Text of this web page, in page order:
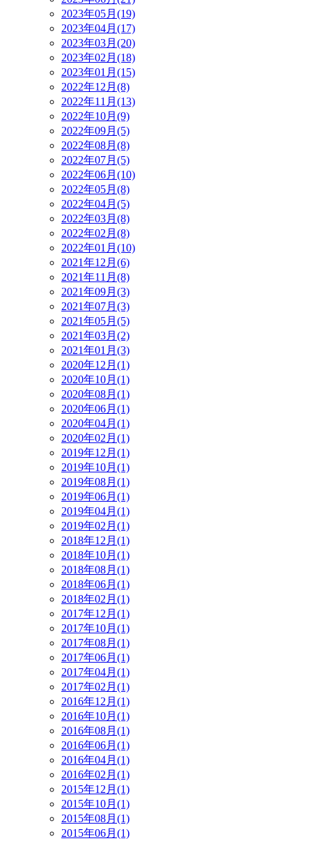
2023年05月(19)
2023年04月(17)
2023年03月(20)
2023年02月(18)
2023年01月(15)
2022年12月(8)
2022年11月(13)
2022年10月(9)
2022年09月(5)
2022年08月(8)
2022年07月(5)
2022年06月(10)
2022年05月(8)
2022年04月(5)
2022年03月(8)
2022年02月(8)
2022年01月(10)
2021年12月(6)
2021年11月(8)
2021年09月(3)
2021年07月(3)
2021年05月(5)
2021年03月(2)
2021年01月(3)
2020年12月(1)
2020年10月(1)
2020年08月(1)
2020年06月(1)
2020年04月(1)
2020年02月(1)
2019年12月(1)
2019年10月(1)
2019年08月(1)
2019年06月(1)
2019年04月(1)
2019年02月(1)
2018年12月(1)
2018年10月(1)
2018年08月(1)
2018年06月(1)
2018年02月(1)
2017年12月(1)
2017年10月(1)
2017年08月(1)
2017年06月(1)
2017年04月(1)
2017年02月(1)
2016年12月(1)
2016年10月(1)
2016年08月(1)
2016年06月(1)
2016年04月(1)
2016年02月(1)
2015年12月(1)
2015年10月(1)
2015年08月(1)
2015年06月(1)